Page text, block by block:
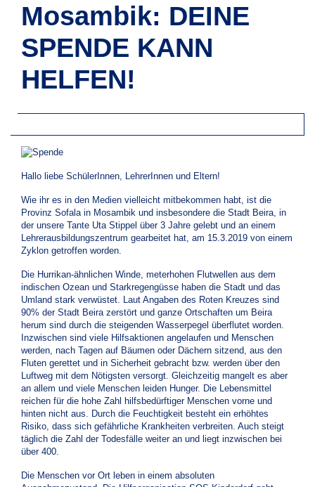
Mosambik: DEINE
SPENDE KANN
HELFEN!
Hallo liebe SchülerInnen, LehrerInnen und Eltern!
Wie ihr es in den Medien vielleicht mitbekommen habt, ist die
Provinz Sofala in Mosambik und insbesondere die Stadt Beira, in
der unsere Tante Uta Stippel über 3 Jahre gelebt und an einem
Lehrerausbildungszentrum gearbeitet hat, am 15.3.2019 von einem
Zyklon getroffen worden.
Die Hurrikan-ähnlichen Winde, meterhohen Flutwellen aus dem
indischen Ozean und Starkregengüsse haben die Stadt und das
Umland stark verwüstet. Laut Angaben des Roten Kreuzes sind
90% der Stadt Beira zerstört und ganze Ortschaften um Beira
herum sind durch die steigenden Wasserpegel überflutet worden.
Inzwischen sind viele Hilfsaktionen angelaufen und Menschen
werden, nach Tagen auf Bäumen oder Dächern sitzend, aus den
Fluten gerettet und in Sicherheit gebracht bzw. werden über den
Luftweg mit dem Nötigsten versorgt. Gleichzeitig mangelt es aber
an allem und viele Menschen leiden Hunger. Die Lebensmittel
reichen für die hohe Zahl hilfsbedürftiger Menschen vorne und
hinten nicht aus. Durch die Feuchtigkeit besteht ein erhöhtes
Risiko, dass sich gefährliche Krankheiten verbreiten. Auch steigt
täglich die Zahl der Todesfälle weiter an und liegt inzwischen bei
über 400.
Die Menschen vor Ort leben in einem absoluten